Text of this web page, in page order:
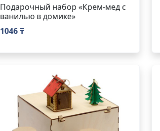
Подарочный набор «Крем-мед с
ванилью в домике»
1046 ₸